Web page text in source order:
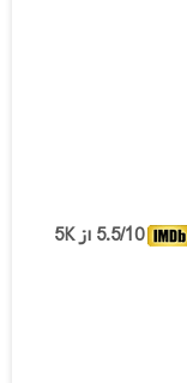
5.5/10 از 5K